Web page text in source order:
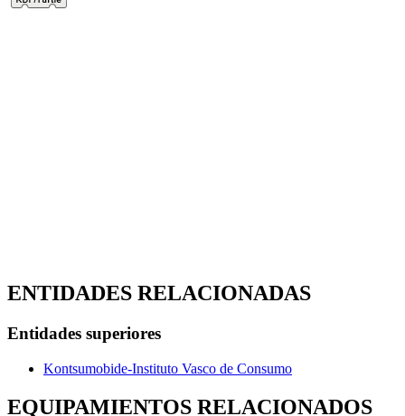
ENTIDADES RELACIONADAS
Entidades superiores
Kontsumobide-Instituto Vasco de Consumo
EQUIPAMIENTOS RELACIONADOS